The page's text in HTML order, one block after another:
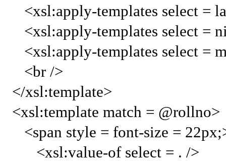
<xsl:apply-templates select =
<xsl:apply-templates select =
<xsl:apply-templates select =
<br />
</xsl:template>
<xsl:template match = @rollno>
<span style = font-size =
<xsl:value-of select = . />